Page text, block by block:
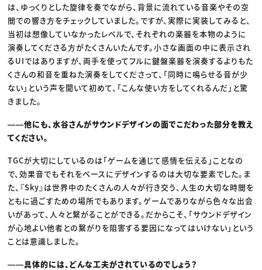
は、ゆっくりとした旋律を奏でながら、背景に流れている音楽やその空
間での響き方をチェックしていました。ですが、実際に実装してみると、
当初は想像していなかったレベルで、それぞれの楽器を本物のように
演奏してくださる方がたくさんいたんです。小さな画面の中に表示され
るUIではありますが、両手を使ってフルに鍵盤楽器を演奏するよりもた
くさんの和音を重ねた演奏をしてくださって、「同時に鳴らせる音が少
ない」という声を聞いて初めて、「こんな使い方をしてくれるんだ」と驚
きました。
――他にも、水谷さんがサウンドデザインの面でこだわった部分を教え
てください。
TGCが大切にしているのは「ゲームを通じて感情を伝える」ことなの
で、効果音でもそれをベースにデザインするのは大切な要素でした。ま
た、『Sky』は世界中のたくさんの人々が行き交う、人生の大切な時間を
ともに過ごすための場所でもあります。ゲームでありながら色々な出会
いがあって、人々と繋がることができる。だからこそ、「サウンドデザイン
が心地よい他者との繋がりを阻害する要因になってはいけない」という
ことは意識しました。
――具体的には、どんな工夫がされているのでしょう？